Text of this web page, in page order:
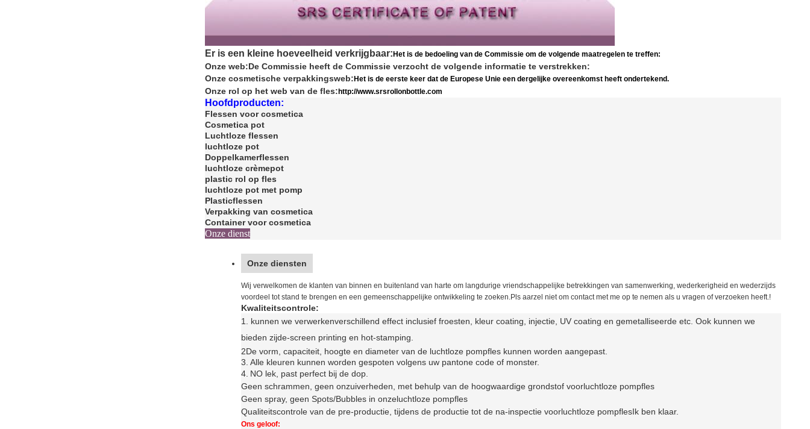
Er is een kleine hoeveelheid verkrijgbaar: Het is de bedoeling van de Commissie om de volgende maatregelen te treffen:
Onze web:De Commissie heeft de Commissie verzocht de volgende informatie te verstrekken:
Onze cosmetische verpakkingsweb: Het is de eerste keer dat de Europese Unie een dergelijke overeenkomst heeft ondertekend.
Onze rol op het web van de fles: http://www.srsrollonbottle.com
Hoofdproducten:
Flessen voor cosmetica
Cosmetica pot
Luchtloze flessen
luchtloze pot
Doppelkamerflessen
luchtloze crèmepot
plastic rol op fles
luchtloze pot met pomp
Plasticflessen
Verpakking van cosmetica
Container voor cosmetica
Onze dienst
Onze diensten
Wij verwelkomen de klanten van binnen en buitenland van harte om langdurige vriendschappelijke betrekkingen van samenwerking, wederkerigheid en wederzijds
voordeel tot stand te brengen en een gemeenschappelijke ontwikkeling te zoeken.Pls aarzel niet om contact met me op te nemen als u vragen of verzoeken heeft.!
Kwaliteitscontrole:
1. kunnen we verwerkenverschillend effect inclusief froesten, kleur coating, injectie, UV coating en gemetalliseerde etc. Ook kunnen we
bieden zijde-screen printing en hot-stamping
2De vorm, capaciteit, hoogte en diameter van de luchtloze pompfles kunnen worden aangepast.
3. Alle kleuren kunnen worden gespoten volgens uw pantone code of monster.
4. NO lek, past perfect bij de dop.
Geen schrammen, geen onzuiverheden, met behulp van de hoogwaardige grondstof voorluchtloze pompfles
Geen spray, geen Spots/Bubbles in onzeluchtloze pompfles
Qualiteitscontrole van de pre-productie, tijdens de productie tot de na-inspectie voorluchtloze pompflesIk ben klaar.
Ons geloof: